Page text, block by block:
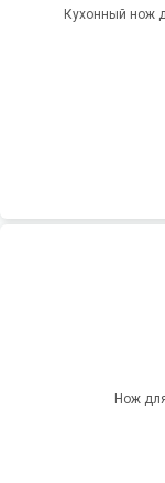
Кухонный нож
Нож